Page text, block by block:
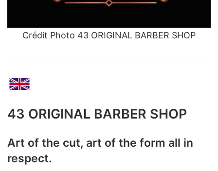
Crédit Photo 43 ORIGINAL BARBER SHOP
43 ORIGINAL BARBER SHOP
Art of the cut, art of the form all in
respect.